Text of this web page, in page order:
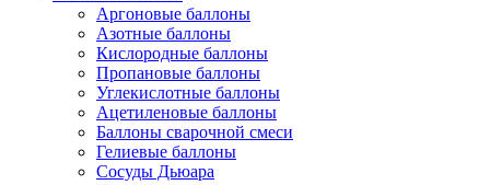
Аргоновые баллоны
Азотные баллоны
Кислородные баллоны
Пропановые баллоны
Углекислотные баллоны
Ацетиленовые баллоны
Баллоны сварочной смеси
Гелиевые баллоны
Сосуды Дьюара